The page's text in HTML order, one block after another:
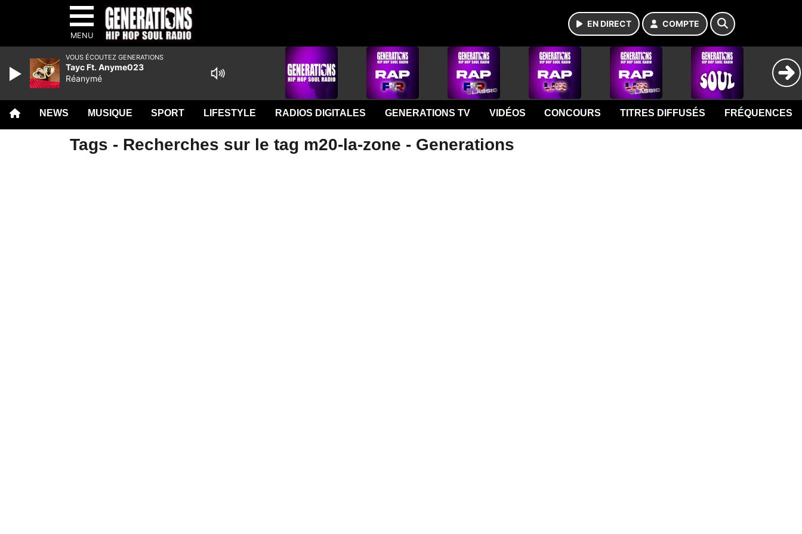
MENU
EN DIRECT COMPTE
NEWS MUSIQUE SPORT LIFESTYLE RADIOS DIGITALES GENERATIONS TV VIDÉOS CONCOURS TITRES DIFFUSÉS FRÉQUENCES
Tags - Recherches sur le tag m20-la-zone - Generations
VOUS ÉCOUTEZ GENERATIONS
Tayc Ft. Anyme023
Réanymé